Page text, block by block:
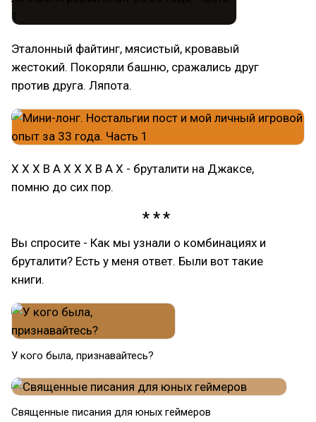
Эталонный файтинг, мясистый, кровавый
жестокий. Покоряли башню, сражались друг
против друга. Ляпота.
Х Х Х В А Х Х Х В А Х - бруталити на Джаксе,
помню до сих пор.
Вы спросите - Как мы узнали о комбинациях и
бруталити? Есть у меня ответ. Были вот такие
книги.
У кого была, признавайтесь?
Священные писания для юных геймеров